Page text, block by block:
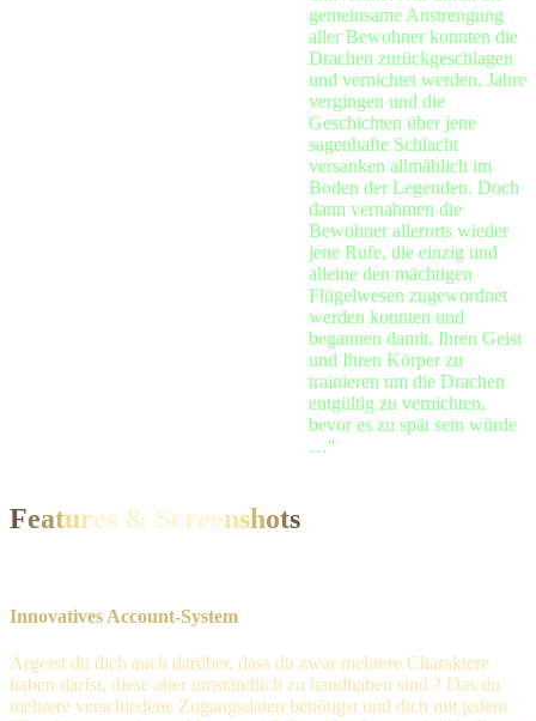
gemeinsame Anstrengung
aller Bewohner konnten die
Drachen zurückgeschlagen
und vernichtet werden. Jahre
vergingen und die
Geschichten über jene
sagenhafte Schlacht
versanken allmählich im
Boden der Legenden. Doch
dann vernahmen die
Bewohner allerorts wieder
jene Rufe, die einzig und
alleine den mächtigen
Flügelwesen zugewordnet
werden konnten und
begannen damit, Ihren Geist
und Ihren Körper zu
trainieren um die Drachen
entgültig zu vernichten,
bevor es zu spät sein würde
…"
Features & Screenshots
Innovatives Account-System
Ärgerst du dich auch darüber, dass du zwar mehrere Charaktere
haben darfst, diese aber umständlich zu handhaben sind ? Das du
mehrere verschiedene Zugangsdaten benötigst und dich mit jedem